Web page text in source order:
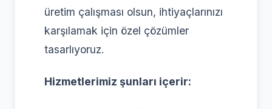
üretim çalışması olsun, ihtiyaçlarınızı
karşılamak için özel çözümler
tasarlıyoruz.
Hizmetlerimiz şunları içerir: